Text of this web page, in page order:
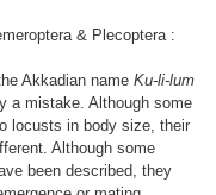
& Plecoptera :
Akkadian name Ku-li-lum
a mistake. Although some
locusts in body size, their
Although some
been described, they